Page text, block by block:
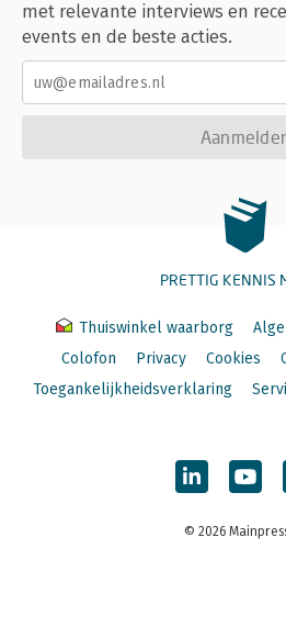
met relevante interviews en
events en de beste acties.
PRETTIG KENNIS
Thuiswinkel waarborg
Colofon
Privacy Cookies
Toegankelijkheidsverklaring
© 2026